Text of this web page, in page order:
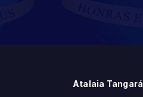
Atalaia Tangará